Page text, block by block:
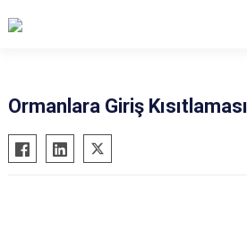
Ormanlara Giriş Kısıtlaması